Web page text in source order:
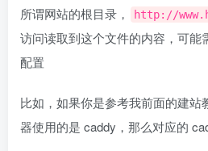
所谓网站的根目录， http://
访问读取到这个文件的内容，可能
配置
比如，如果你是参考我前面的建站
器使用的是 caddy，那么对应的